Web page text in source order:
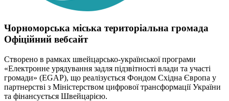
Чорноморська міська територіальна громада
Офіційний вебсайт
Створено в рамках швейцарсько-української програми
«Електронне урядування задля підзвітності влади та участі
громади» (EGAP), що реалізується Фондом Східна Європа у
партнерстві з Міністерством цифрової трансформації України
та фінансується Швейцарією.